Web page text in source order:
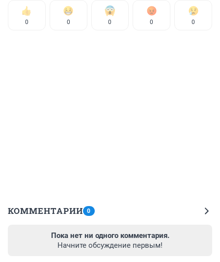
0 0 0 0 0
КОММЕНТАРИИ 0
Пока нет ни одного комментария.
Начните обсуждение первым!